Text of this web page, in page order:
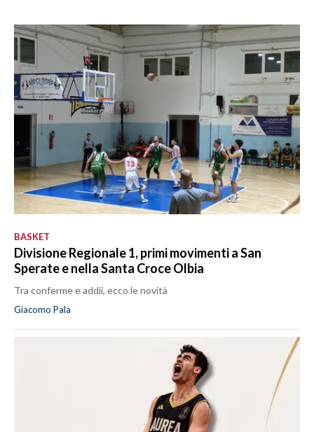
BASKET
Divisione Regionale 1, primi movimenti a San
Sperate e nella Santa Croce Olbia
Tra conferme e addii, ecco le novità
Giacomo Pala